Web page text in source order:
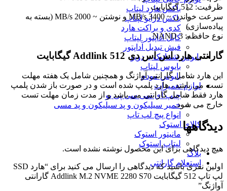
باکس هارد لپتاپ
باکس درایو لپتاپ
کدی و براکت هارد
کابل اداپتور لپتاپ
فیش تبدیل آداپتور
بایوس شماتیک بردویو
بایوس لپتاپ
بایوس مودم
لوازم تعمیرات
چیپ آی سی سی پی یو
خمیر سیلیکون و پد سیلیکون و پد مسی
انواع پیچ لپ تاپ
کالای استوک
مانیتور استوک
لپتاپ استوک
بلاگ
استعلام گارانتی
ظرفیت: 512 گیگابایت
سرعت خواندن ~ 3400 MB/s و نوشتن ~ 2000 MB/s (بسته به
پیاده‌سازی)
نوع حافظه: 3 NAND
گارانتی هارد اس اس دی Addlink 512 گیگابایت
این هارد شامل گارانتی آواژنگ و همچنین شامل یک هفته مهلت
تست می باشد ، هارد پلمپ شده است و در صورت باز شدن پلمپ
هارد فقط شامل گارانتی می باشد و از مدت زمان مهلت تست
خارج می شود.
دیدگاهها
هیچ دیدگاهی برای این محصول نوشته نشده است.
اولین نفری باشید که دیدگاهی را ارسال می کنید برای “هارد SSD
لپ تاپ 512 گیگابایت Addlink M.2 NVME 2280 S70 گارانتی
آواژنگ”